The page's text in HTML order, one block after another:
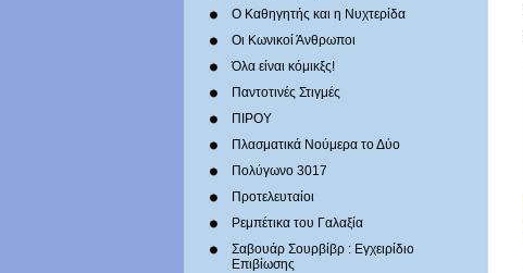
Ο Καθηγητής και η Νυχτερίδα
Οι Κωνικοί Άνθρωποι
Όλα είναι κόμικξς!
Παντοτινές Στιγμές
ΠΙΡΟΥ
Πλασματικά Νούμερα το Δύο
Πολύγωνο 3017
Προτελευταίοι
Ρεμπέτικα του Γαλαξία
Σαβουάρ Σουρβίβρ : Εγχειρίδιο
Επιβίωσης